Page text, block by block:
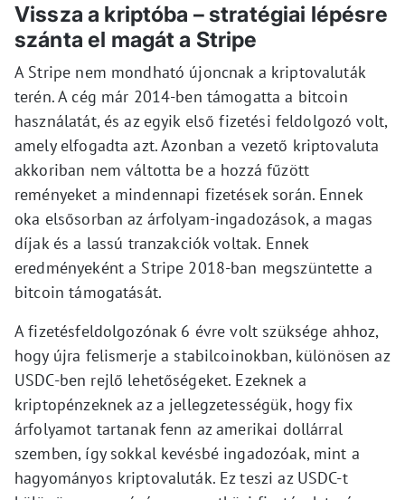
Vissza a kriptóba – stratégiai lépésre
szánta el magát a Stripe
A Stripe nem mondható újoncnak a kriptovaluták
terén. A cég már 2014-ben támogatta a bitcoin
használatát, és az egyik első fizetési feldolgozó volt,
amely elfogadta azt. Azonban a vezető kriptovaluta
akkoriban nem váltotta be a hozzá fűzött
reményeket a mindennapi fizetések során. Ennek
oka elsősorban az árfolyam-ingadozások, a magas
díjak és a lassú tranzakciók voltak. Ennek
eredményeként a Stripe 2018-ban megszüntette a
bitcoin támogatását.
A fizetésfeldolgozónak 6 évre volt szüksége ahhoz,
hogy újra felismerje a stabilcoinokban, különösen az
USDC-ben rejlő lehetőségeket. Ezeknek a
kriptopénzeknek az a jellegzetességük, hogy fix
árfolyamot tartanak fenn az amerikai dollárral
szemben, így sokkal kevésbé ingadozóak, mint a
hagyományos kriptovaluták. Ez teszi az USDC-t